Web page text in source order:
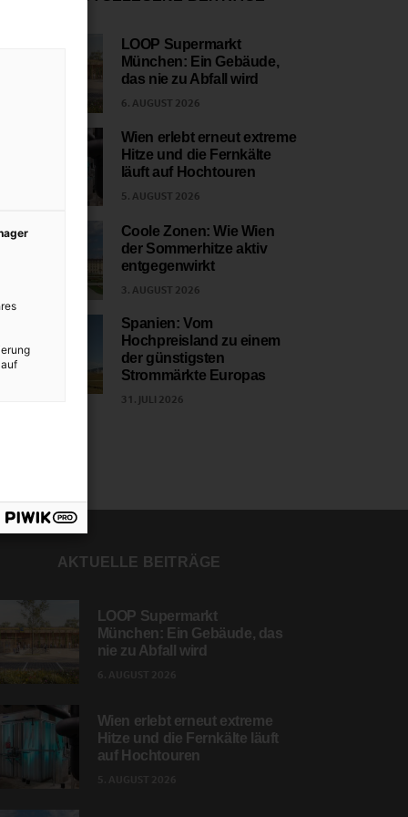
LOOP Supermarkt
München: Ein Gebäude,
das nie zu Abfall wird
6. AUGUST 2026
Wien erlebt erneut extreme
Hitze und die Fernkälte
läuft auf Hochtouren
5. AUGUST 2026
Coole Zonen: Wie Wien
der Sommerhitze aktiv
entgegenwirkt
3. AUGUST 2026
Spanien: Vom
Hochpreisland zu einem
der günstigsten
Strommärkte Europas
31. JULI 2026
AKTUELLE BEITRÄGE
LOOP Supermarkt
München: Ein Gebäude, das
nie zu Abfall wird
Wien erlebt erneut extreme
Hitze und die Fernkälte läuft
auf Hochtouren